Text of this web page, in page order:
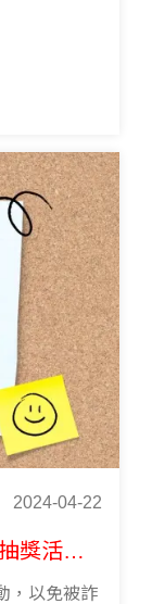
2024-04-22
請勿相信社群軟體訊息或網頁抽獎活動，以免被詐騙受害
，以免被詐